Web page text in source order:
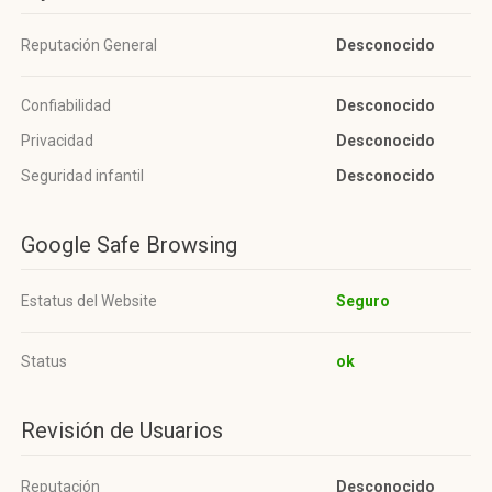
Reputación General Desconocido
Confiabilidad
Desconocido
Privacidad
Desconocido
Seguridad infantil
Desconocido
Google Safe Browsing
Estatus del Website Seguro
Status ok
Revisión de Usuarios
Reputación Desconocido